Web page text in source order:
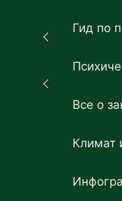
Гид по
Все о
Климат